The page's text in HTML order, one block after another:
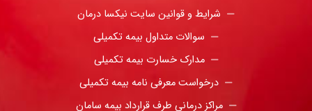
شرایط و قوانین سایت نیکسا درمان
سوالات متداول بیمه تکمیلی
مدارک خسارت بیمه تکمیلی
درخواست معرفی نامه بیمه تکمیلی
مراکز درمانی طرف قرارداد بیمه سامان